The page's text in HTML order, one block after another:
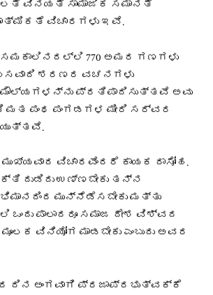
ವಿನಯತೆ ಸಾಮಾಜಿಕ ಸಮಾನತೆ
ವಿಚಾರಗಳು ಇವೆ.
770 ಅಮರ ಗಣಗಳು
ಶರಣರ ವಚನಗಳು
ಪ್ರತಿಪಾದಿಸುತ್ತವೆ ಅವು
ಮತ ಪಂಥ ಪಂಗಡಗಳ ಮೀರಿ ಸರ್ವರ
ವಿಚಾರವೆಂದರೆ ಕಾಯಕ ದಾಸೋಹ.
ದುಡಿದು ಉಣ್ಣಬೇಕು ತನ್ನ
ಮುನ್ನೆಡೆಸಬೇಕು ಮತ್ತು
ಪಾಲಾದರೂ ಸಮಾಜ ದೇಶ ವಿಶ್ವದ
ವಿನಿಯೋಗ ಮಾಡಬೇಕು ಎಂಬುದು ಅವರ
ದಿನ ಅಂಗವಾಗಿ ಪ್ರಜಾಪ್ರಭುತ್ವಕ್ಕೆ